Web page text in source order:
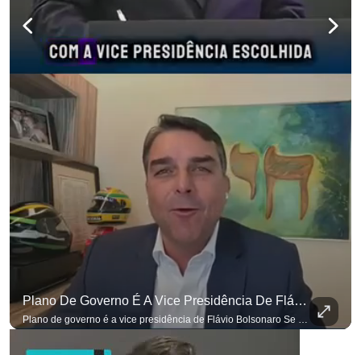
Plano De Governo É A Vice Presidência De Flávio Bolsonaro
Plano de governo é a vice presidência de Flávio Bolsonaro Se você busca informação com credibilidade, inscreva-se agora e ative o